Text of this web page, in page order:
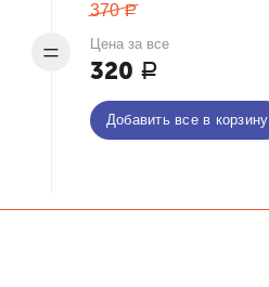
=
370 Р
Цена за все
320 Р
Добавить все в корзину